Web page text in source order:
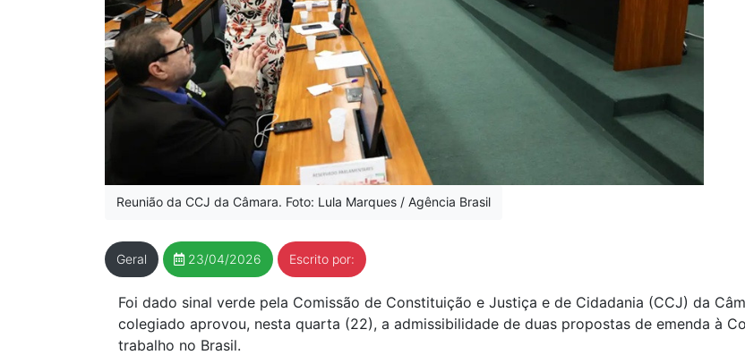
Reunião da CCJ da Câmara. Foto: Lula Marques / Agência Brasil
Geral 23/04/2026 Escrito por:
Foi dado sinal verde pela Comissão de Constituição e Justiça e de Cidadania (CCJ) da
colegiado aprovou, nesta quarta (22), a admissibilidade de duas propostas de emenda à
trabalho no Brasil.